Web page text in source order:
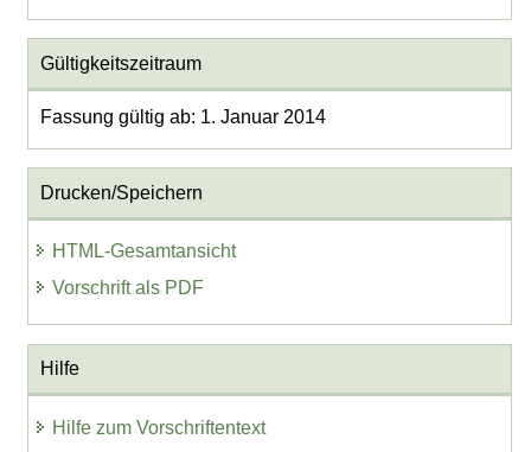
Gültigkeitszeitraum
Fassung gültig ab: 1. Januar 2014
Drucken/Speichern
HTML-Gesamtansicht
Vorschrift als PDF
Hilfe
Hilfe zum Vorschriftentext